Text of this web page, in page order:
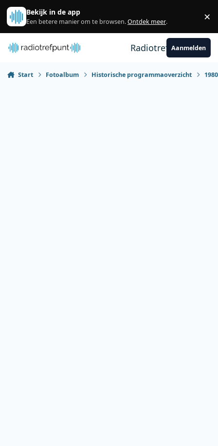
Spring naar bijdragen
Bekijk in de app
Een betere manier om te browsen.Ontdek meer. ×
RadiotrefpuntAanmelden
Start Fotoalbum Historische programmaoverzicht 1980